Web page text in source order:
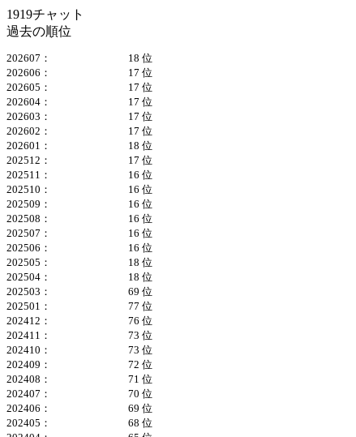
1919チャット
過去の順位
202607：
18 位
202606：
17 位
202605：
17 位
202604：
17 位
202603：
17 位
202602：
17 位
202601：
18 位
202512：
17 位
202511：
16 位
202510：
16 位
202509：
16 位
202508：
16 位
202507：
16 位
202506：
16 位
202505：
18 位
202504：
18 位
202503：
69 位
202501：
77 位
202412：
76 位
202411：
73 位
202410：
73 位
202409：
72 位
202408：
71 位
202407：
70 位
202406：
69 位
202405：
68 位